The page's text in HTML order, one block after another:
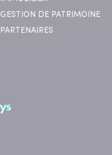
GESTION DE PATRIMOINE
PARTENAIRES